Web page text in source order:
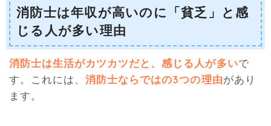
消防士は年収が高いのに「貧乏」と感
じる人が多い理由
消防士は生活がカツカツだと、感じる人が多いで
す。これには、消防士ならではの3つの理由があり
ます。